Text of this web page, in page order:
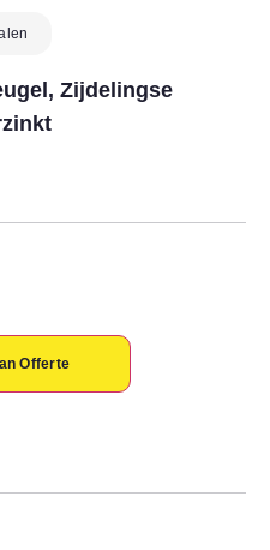
Zijdelingse
Offerte